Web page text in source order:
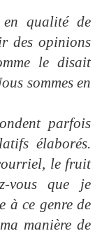
en qualité de
des opinions
le disait
sommes en
parfois
élaborés.
le fruit
vous que je
à ce genre de
manière de